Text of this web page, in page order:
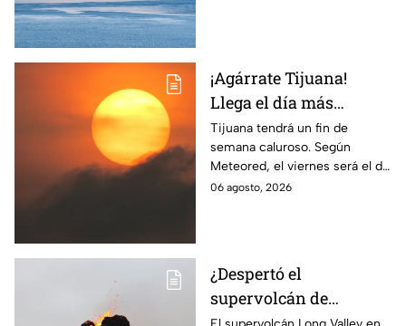
¡Agárrate Tijuana!
Llega el día más
caluroso del fin de
semana
Tijuana tendrá un fin de
semana caluroso. Según
Meteored, el viernes será el día
más sofocante con
06 agosto, 2026
¿Despertó el
supervolcán de